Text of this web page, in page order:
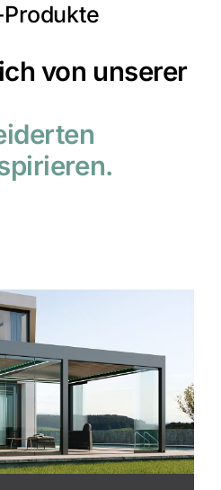
von unserer